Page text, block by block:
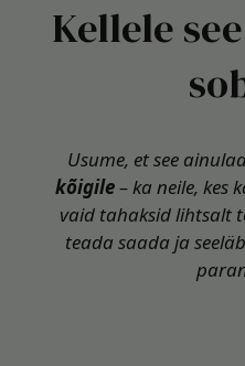
Kellele
Usume, et see
kõigile– ka neile, kes
vaid tahaksid lihtsalt
teada saada ja